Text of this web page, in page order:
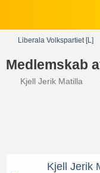
Liberala Volkspartiet [L]
Medlemskab
Kjell Jerik Matilla
Kjell Jerik